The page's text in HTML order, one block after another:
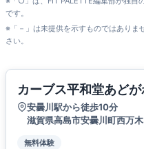
です。
※「－」は未提供を示すものではありま
さい。
カーブス平和堂あど
安曇川駅から徒歩10分
滋賀県高島市安曇川町西万
無料体験